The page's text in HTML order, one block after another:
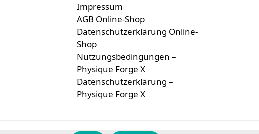
Impressum
AGB Online-Shop
Datenschutzerklärung Online-
Shop
Nutzungsbedingungen –
Physique Forge X
Datenschutzerklärung –
Physique Forge X